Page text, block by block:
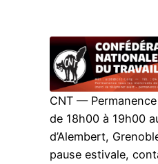
CNT —
de 18h00 à 19h00
d’Alembert,
pause estivale,